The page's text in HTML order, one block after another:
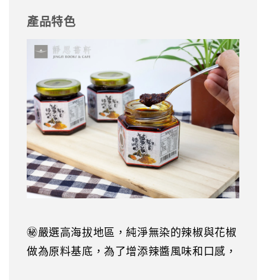
產品特色
㊙️嚴選高海拔地區，純淨無染的辣椒與花椒
做為原料基底，為了增添辣醬風味和口感，